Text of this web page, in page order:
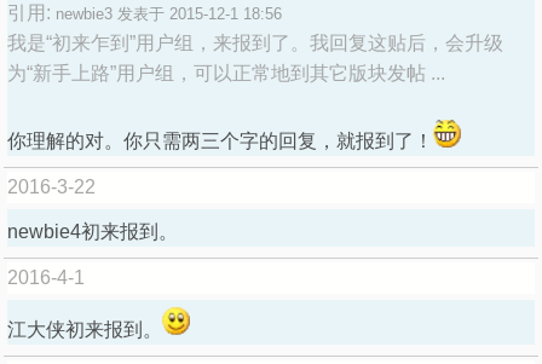
引用: newbie3 发表于 2015-12-1 18:56
我是“初来乍到”用户组，来报到了。我回复这贴后，会升级
为“新手上路”用户组，可以正常地到其它版块发帖 ...
你理解的对。你只需两三个字的回复，就报到了！
2016-3-22
newbie4初来报到。
2016-4-1
江大侠初来报到。